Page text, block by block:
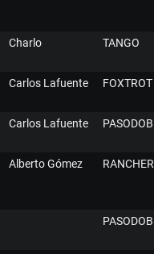
Charlo TANGO
Carlos Lafuente FOXTROT
Carlos Lafuente
Alberto Gómez